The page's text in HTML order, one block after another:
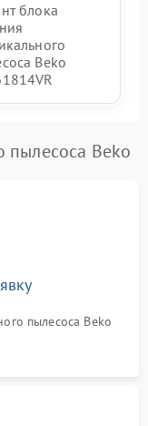
блока
Beko
пылесоса Beko
пылесоса Beko